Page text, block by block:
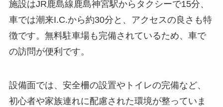
施設はJR鹿島線鹿島神宮駅からタクシーで15分、
車では潮来I.C.から約30分と、アクセスの良さも特
徴です。無料駐車場も完備されているため、車で
の訪問が便利です。
設備面では、安全柵の設置やトイレの完備など、
初心者や家族連れに配慮された環境が整っていま